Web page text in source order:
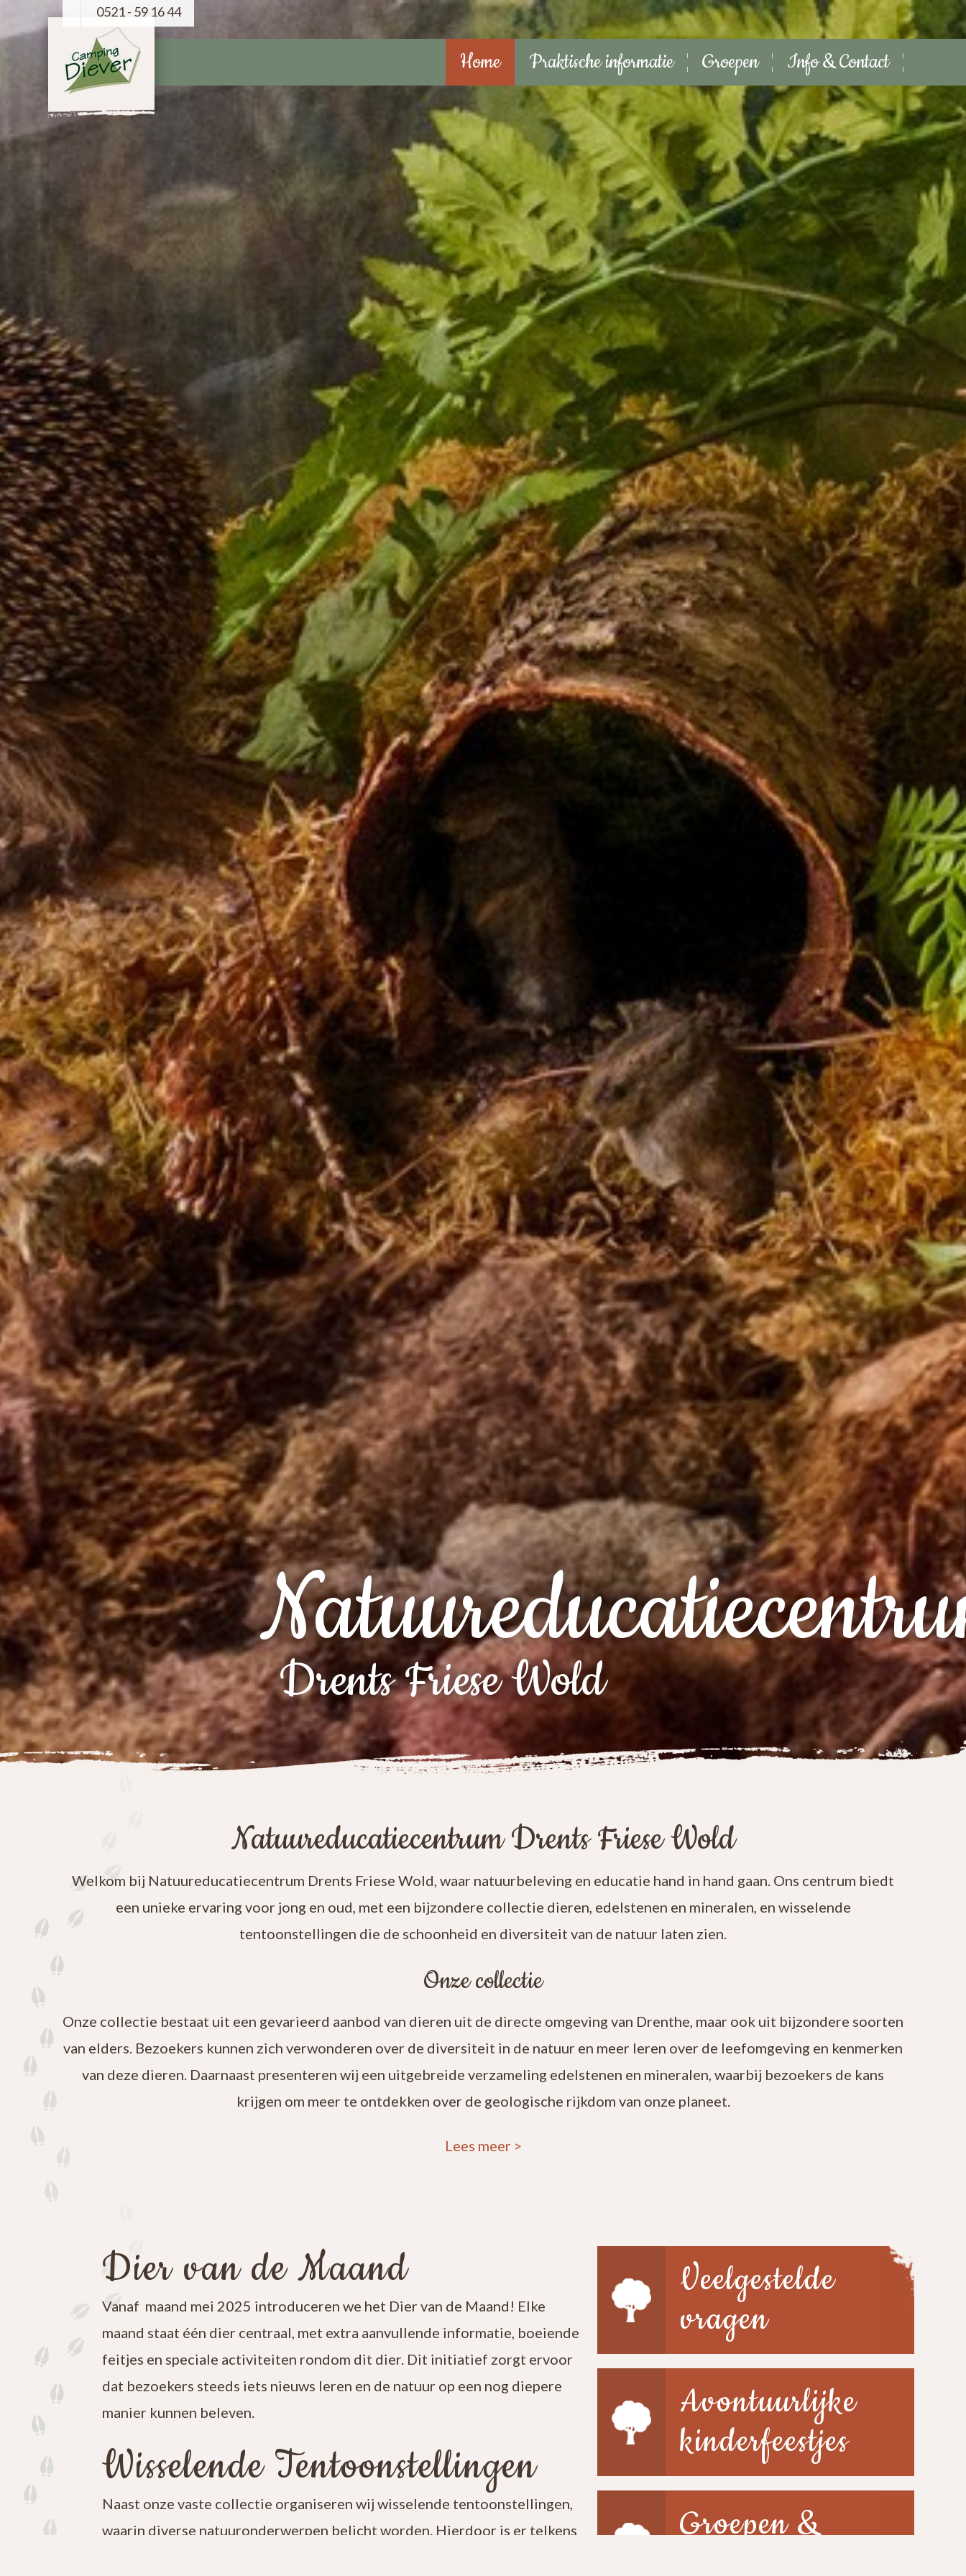
0521 - 59 16 44
Home Praktische informatie Groepen Info & Contact
Drents Friese Wold
Natuureducatiecentrum Drents Friese Wold
Welkom bij Natuureducatiecentrum Drents Friese Wold, waar natuurbeleving en educatie hand in hand gaan. Ons centrum biedt
een unieke ervaring voor jong en oud, met een bijzondere collectie dieren, edelstenen en mineralen, en wisselende
tentoonstellingen die de schoonheid en diversiteit van de natuur laten zien.
Onze collectie
Onze collectie bestaat uit een gevarieerd aanbod van dieren uit de directe omgeving van Drenthe, maar ook uit bijzondere soorten
van elders. Bezoekers kunnen zich verwonderen over de diversiteit in de natuur en meer leren over de leefomgeving en kenmerken
van deze dieren. Daarnaast presenteren wij een uitgebreide verzameling edelstenen en mineralen, waarbij bezoekers de kans
krijgen om meer te ontdekken over de geologische rijkdom van onze planeet.
Lees meer >
Dier van de Maand
Vanaf maand mei 2025 introduceren we het Dier van de Maand! Elke
maand staat één dier centraal, met extra aanvullende informatie, boeiende
feitjes en speciale activiteiten rondom dit dier. Dit initiatief zorgt ervoor
dat bezoekers steeds iets nieuws leren en de natuur op een nog diepere
manier kunnen beleven.
Wisselende Tentoonstellingen
Naast onze vaste collectie organiseren wij wisselende tentoonstellingen,
waarin diverse natuuronderwerpen belicht worden. Hierdoor is er telkens
Veelgestelde
vragen
Avontuurlijke
kinderfeestjes
Groepen &